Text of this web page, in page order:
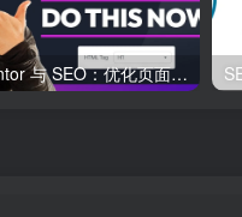
Elementor 与 SEO：优化页面结构和加载速度的最佳实践